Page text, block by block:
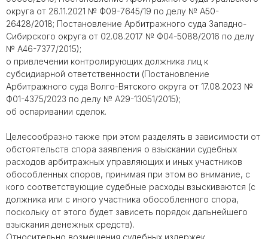
округа от 26.11.2021 № Ф09-7645/19 по делу № А50-
26428/2018; Постановление Арбитражного суда Западно-
Сибирского округа от 02.08.2017 № Ф04-5088/2016 по делу
№ А46-7377/2015);
о привлечении контролирующих должника лиц к
субсидиарной ответственности (Постановление
Арбитражного суда Волго-Вятского округа от 17.08.2023 №
Ф01-4375/2023 по делу № А29-13051/2015);
об оспаривании сделок.
Целесообразно также при этом разделять в зависимости от
обстоятельств спора заявления о взыскании судебных
расходов арбитражных управляющих и иных участников
обособленных споров, принимая при этом во внимание, с
кого соответствующие судебные расходы взыскиваются (с
должника или с иного участника обособленного спора,
поскольку от этого будет зависеть порядок дальнейшего
взыскания денежных средств).
Относительно возмещения судебных издержек